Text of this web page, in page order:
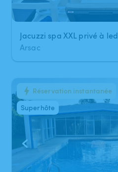
Jacuzzi spa XXL privé à led
Arsac
1/11Réservation instantanée
Superhôte